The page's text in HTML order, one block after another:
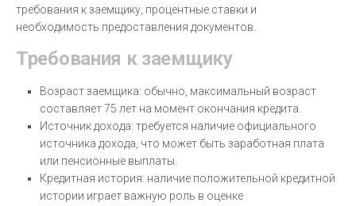
требования к заемщику, процентные ставки и
необходимость предоставления документов.
Требования к заемщику
Возраст заемщика: обычно, максимальный возраст
составляет 75 лет на момент окончания кредита.
Источник дохода: требуется наличие официального
источника дохода, что может быть заработная плата
или пенсионные выплаты.
Кредитная история: наличие положительной кредитной
истории играет важную роль в оценке